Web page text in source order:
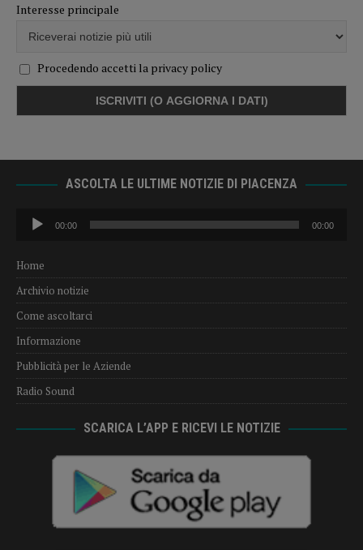
Interesse principale
Procedendo accetti la privacy policy
ASCOLTA LE ULTIME NOTIZIE DI PIACENZA
Audio
Player
00:00 00:00
Home
Archivio notizie
Come ascoltarci
Informazione
Pubblicità per le Aziende
Radio Sound
SCARICA L’APP E RICEVI LE NOTIZIE